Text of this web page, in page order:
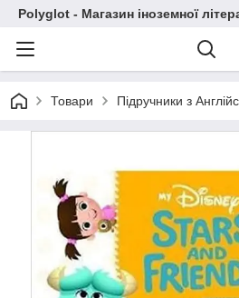
Polyglot - Магазин іноземної
Товари Підручники з